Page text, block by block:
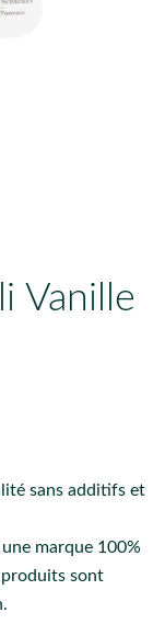
Vanille
sans additifs et
marque 100%
sont